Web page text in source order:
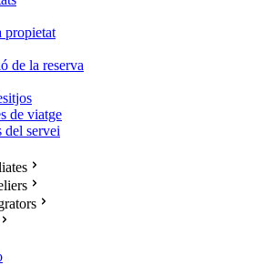
propietat
de la reserva
de viatge
del servei